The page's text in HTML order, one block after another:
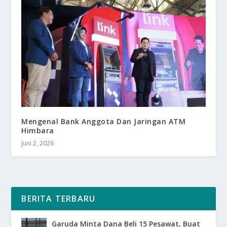
Mengenal Bank Anggota Dan Jaringan ATM
Himbara
Juni 2, 2026
BERITA TERBARU
Garuda Minta Dana Beli 15 Pesawat, Buat